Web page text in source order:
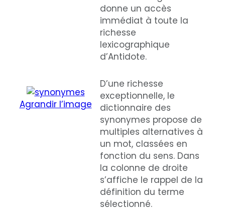
donne un accès
immédiat à toute la
richesse
lexicographique
d’Antidote.
Agrandir l’image
D’une richesse
exceptionnelle, le
dictionnaire des
synonymes propose de
multiples alternatives à
un mot, classées en
fonction du sens. Dans
la colonne de droite
s’affiche le rappel de la
définition du terme
sélectionné.